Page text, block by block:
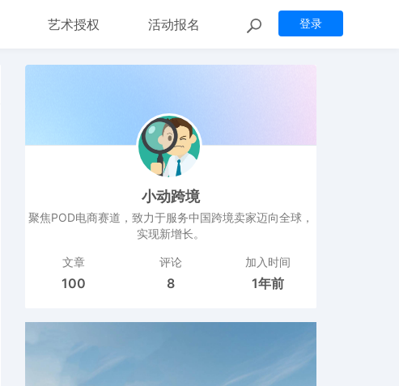
登录
艺术授权 活动报名
小动跨境
聚焦POD电商赛道，致力于服务中国跨境卖家迈向全球，
实现新增长。
文章
100
评论
8
加入时间
1年前